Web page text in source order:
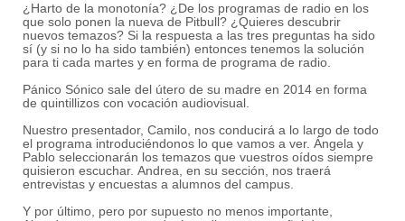
¿Harto de la monotonía? ¿De los programas de radio en los
que solo ponen la nueva de Pitbull? ¿Quieres descubrir
nuevos temazos? Si la respuesta a las tres preguntas ha sido
sí (y si no lo ha sido también) entonces tenemos la solución
para ti cada martes y en forma de programa de radio.
Pánico Sónico sale del útero de su madre en 2014 en forma
de quintillizos con vocación audiovisual.
Nuestro presentador, Camilo, nos conducirá a lo largo de todo
el programa introduciéndonos lo que vamos a ver. Ángela y
Pablo seleccionarán los temazos que vuestros oídos siempre
quisieron escuchar. Andrea, en su sección, nos traerá
entrevistas y encuestas a alumnos del campus.
Y por último, pero por supuesto no menos importante,